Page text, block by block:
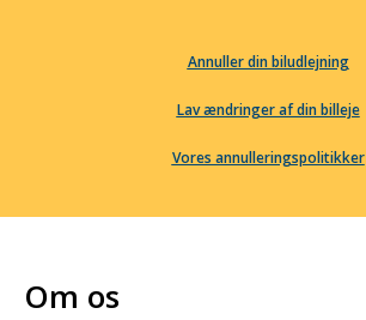
Annuller din biludlejning
Lav ændringer af din billeje
Vores annulleringspolitikker
Om os